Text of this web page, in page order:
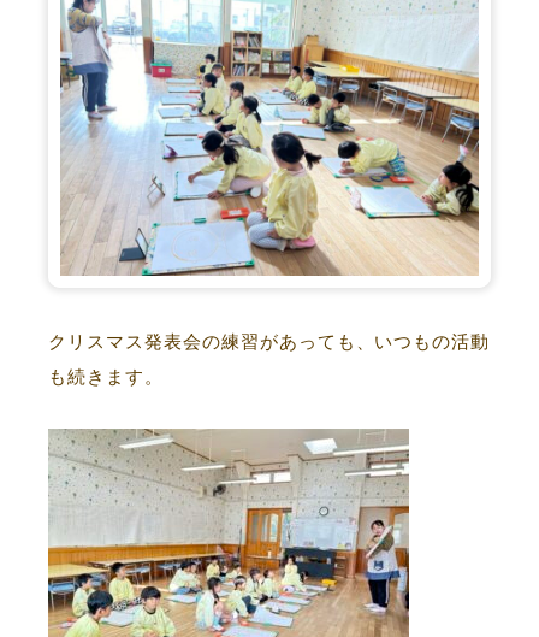
クリスマス発表会の練習があっても、いつもの活動
も続きます。